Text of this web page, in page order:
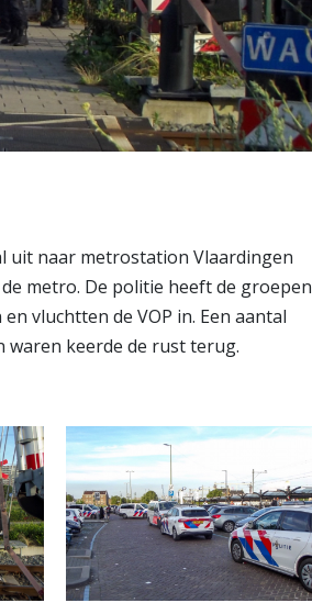
uit naar metrostation Vlaardingen
metro. De politie heeft de groepen
vluchtten de VOP in. Een aantal
waren keerde de rust terug.